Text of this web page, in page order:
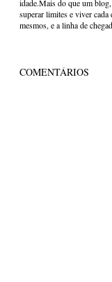
idade.Mais do que um
superar limites e viver cada
mesmos, e a linha de
COMENTÁRIOS